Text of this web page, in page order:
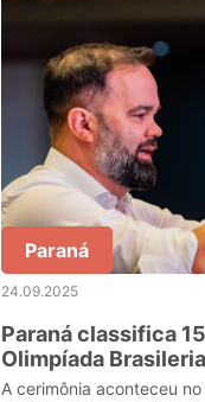
Paraná
24.09.2025
Paraná classifica
Olimpíada
A cerimônia aconteceu